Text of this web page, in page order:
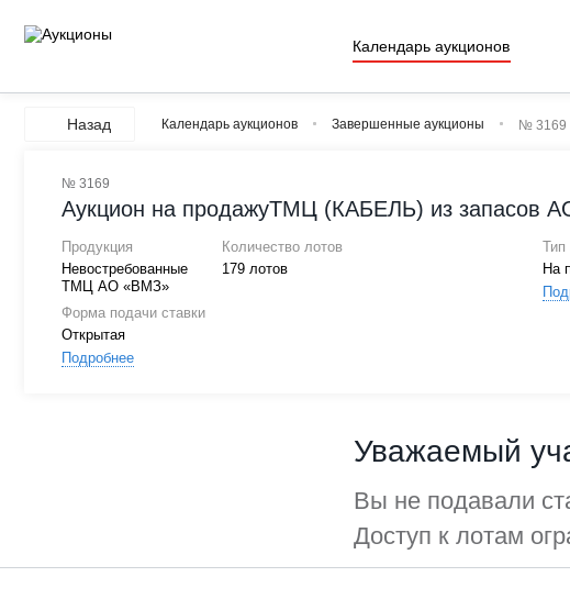
Календарь аукционов
Назад Календарь аукционов Завершенные аукционы № 3169
№ 3169
Аукцион на продажуТМЦ (КАБЕЛЬ) из запасов
Продукция
Невостребованные
ТМЦ АО «ВМЗ»
Количество лотов
179 лотов
Тип
На
Форма подачи ставки
Открытая
Подробнее
Уважаемый
Вы не подавали
Доступ к лотам